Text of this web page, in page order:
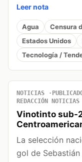
Leer nota
Agua Censura
Estados Unidos
Tecnología /
NOTICIAS
REDACCIÓN NOTICIAS
Vinotinto sub-
La selección
gol de